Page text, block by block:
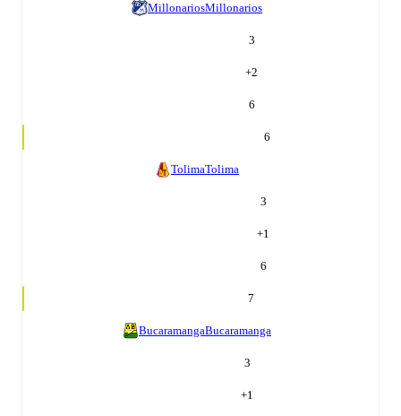
MillonariosMillonarios
3
+2
6
6
TolimaTolima
3
+1
6
7
BucaramangaBucaramanga
3
+1